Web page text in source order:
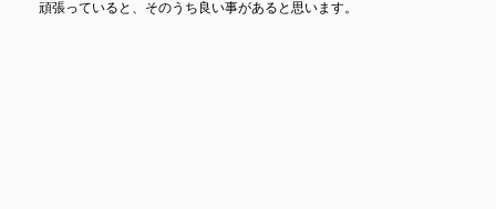
頑張っていると、そのうち良い事があると思います。